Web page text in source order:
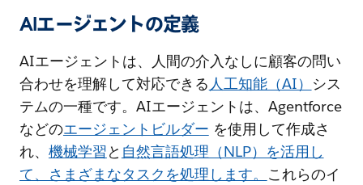
AIエージェントの定義
AIエージェントは、人間の介入なしに顧客の問い
合わせを理解して対応できる 人工知能（AI） シス
テムの一種です。AIエージェントは、Agentforce
などのエージェントビルダー を使用して作成さ
れ、 機械学習と 自然言語処理（NLP）を活用し
て、さまざまなタスクを処理します。
これらのイ